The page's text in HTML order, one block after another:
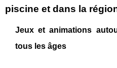
piscine et dans la
Jeux et animations
tous les âges